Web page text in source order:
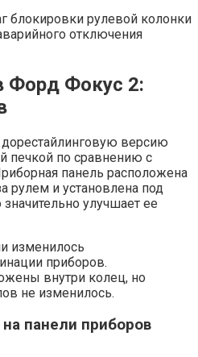
блокировки рулевой колонки
отключения
Форд Фокус 2:
версию
печкой по сравнению с
панель расположена
рулем и установлена ​​под
улучшает ее
изменилось
приборов.
внутри колец, но
не изменилось.
панели приборов